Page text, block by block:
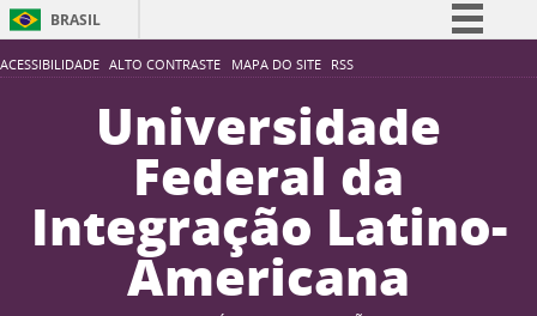
ACESSIBILIDADE ALTO CONTRASTE MAPA DO SITE RSS
BRASIL
Simplifique!
Participe
Acesso à informação
Legislação
Canais
Universidade
Federal da
Integração Latino-
Americana